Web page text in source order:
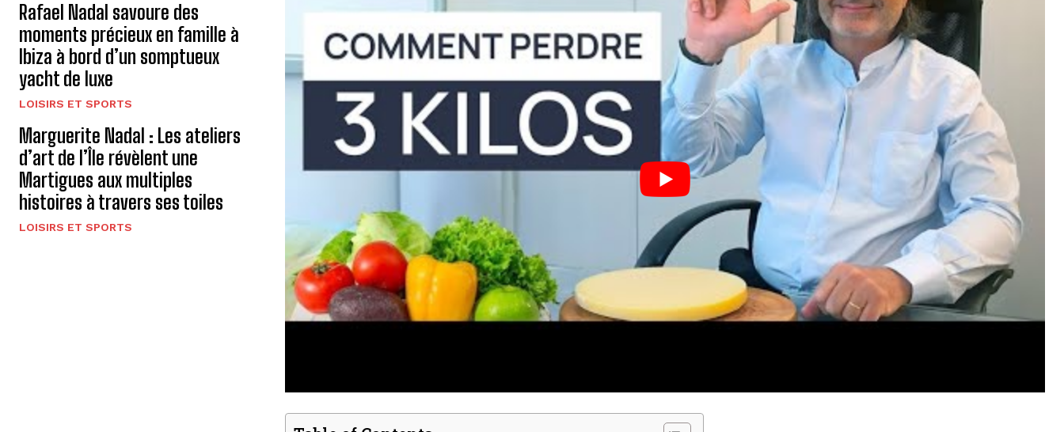
Rafael Nadal savoure des
moments précieux en famille à
Ibiza à bord d’un somptueux
yacht de luxe
LOISIRS ET SPORTS
Marguerite Nadal : Les ateliers
d’art de l’Île révèlent une
Martigues aux multiples
histoires à travers ses toiles
LOISIRS ET SPORTS